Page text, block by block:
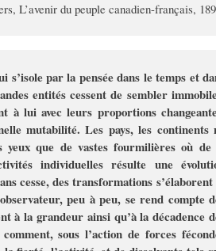
L’avenir du peuple canadien-français,
s’isole par la pensée dans le temps et
entités cessent de sembler
à lui avec leurs proportions
mutabilité. Les pays, les continents
yeux que de vastes fourmilières où de
individuelles résulte une
cesse, des transformations
peu à peu, se rend compte
à la grandeur ainsi qu’à la décadence
sous l’action de forces